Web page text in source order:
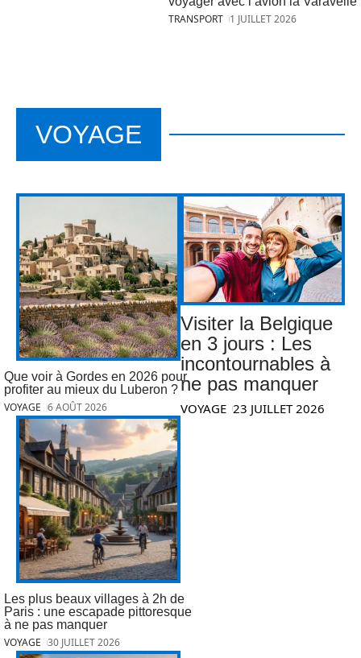
TRANSPORT 1 JUILLET 2026
VOYAGE
Que voir à Gordes en 2026 pour
profiter au mieux du Luberon ?
VOYAGE 6 AOÛT 2026
Les plus beaux villages à 2h de
Paris : une escapade pittoresque
à ne pas manquer
VOYAGE 30 JUILLET 2026
Visiter la Belgique
en 3 jours : Les
incontournables à
ne pas manquer
VOYAGE 23 JUILLET 2026